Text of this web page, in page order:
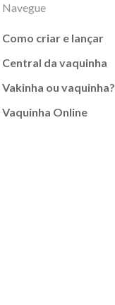
Navegue
Como criar e lançar
Central da vaquinha
Vakinha ou vaquinha?
Vaquinha Online